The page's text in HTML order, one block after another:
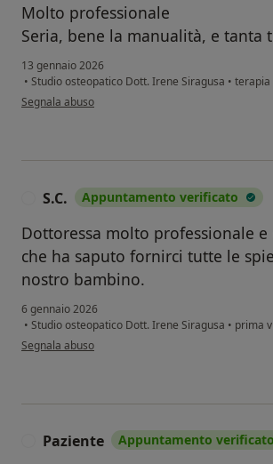
Molto professionale
Seria, bene la manualità, e tanta
13 gennaio 2026
• Studio osteopatico Dott. Irene Siragusa • terapia
secondo l'opinione dell'utente Silvana meccio
Segnala abuso
S.C. Appuntamento verificato
Dottoressa molto professionale e
che ha saputo fornirci tutte le
nostro bambino.
6 gennaio 2026
• Studio osteopatico Dott. Irene Siragusa • prima
secondo l'opinione dell'utente S.C.
Segnala abuso
Paziente Appuntamento verificato